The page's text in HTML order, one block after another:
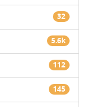
32
5.6k
112
145